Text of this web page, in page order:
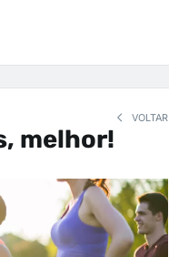
VOLTAR
melhor!